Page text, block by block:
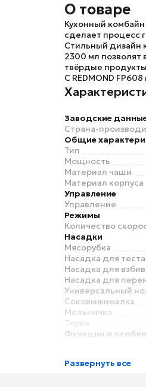
О товаре
Кухонный комбайн
сделает процесс
Стильный дизайн
2300 мл позволят
твёрдые
С REDMOND FP608
Заводские
Страна-
Общие
Тип
Мощность
Материал чаши
Материал корпуса
Управление
Управление
Режимы
Количество
Насадки
Мясорубка
Насадка для
Насадка для
Насадка для
Универсальный
Соковыжималка
Мельничка
Терка
Функции и
Развернуть все